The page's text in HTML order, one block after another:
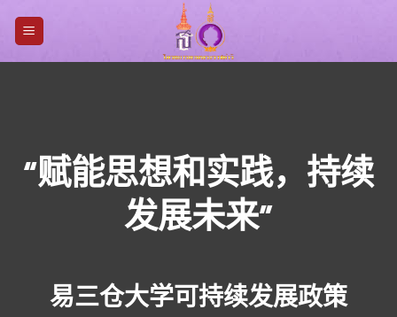
“赋能思想和实践，持续
发展未来”
易三仓大学可持续发展政策